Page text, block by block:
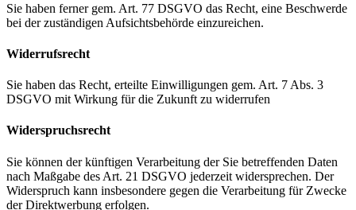
Sie haben ferner gem. Art. 77 DSGVO das Recht, eine Beschwerde
bei der zuständigen Aufsichtsbehörde einzureichen.
Widerrufsrecht
Sie haben das Recht, erteilte Einwilligungen gem. Art. 7 Abs. 3
DSGVO mit Wirkung für die Zukunft zu widerrufen
Widerspruchsrecht
Sie können der künftigen Verarbeitung der Sie betreffenden Daten
nach Maßgabe des Art. 21 DSGVO jederzeit widersprechen. Der
Widerspruch kann insbesondere gegen die Verarbeitung für Zwecke
der Direktwerbung erfolgen.